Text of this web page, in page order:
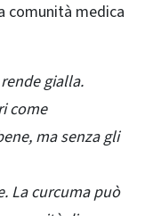
comunità medica
gialla.
come
ma senza gli
La curcuma può